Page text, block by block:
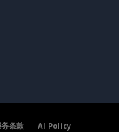
务条款
AI Policy